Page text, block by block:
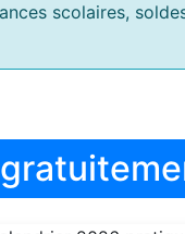
scolaires,